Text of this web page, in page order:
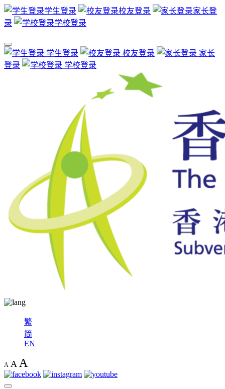
学生登录 校友登录
家长登
录
学校登录
学生登录 校友登录
家长
登录
学校登录
繁
简
EN
A A A